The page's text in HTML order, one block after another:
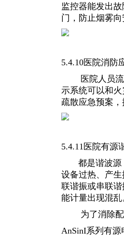
监控器能发出
门，防止烟雾
5.4.10医院消防
医院人员流动
示系统可以和
疏散应急预案
5.4.11医院有源
都是谐波源，
设备过热、产
联谐振或串联
能计量出现混
为了消除配电
AnSinI系列有